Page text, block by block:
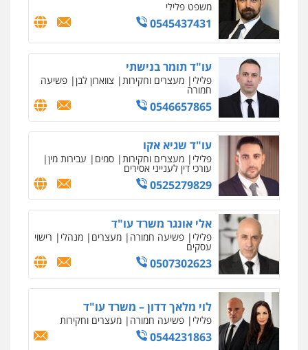
וחקירות
0524122241
עו"ד ד"ר איתן פינקלשטיין
כלכלי הלבנת הון חילוט ייעוץ לעורכי דין
0507061374
עו"ד קארין לגטיוי
פלילי פשיעה חמורה מעצרים וחקירות
0507446995
עו"ד אלינור טל
עבירות פליליות משפט מנהלי עתירות
אסירים ועדות שחרורים
0523823782
עו"ד רויטל סבג שקד
פלילי פשיעה חמורה אמצעי לחימה
אלימות עורכי דין לענייני אסירים
0528615306